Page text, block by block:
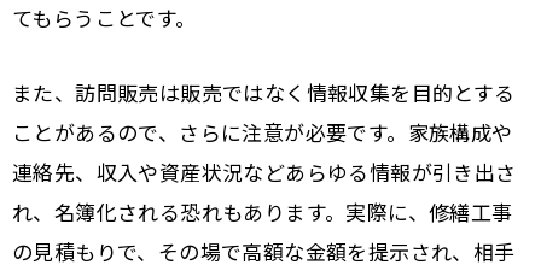
てもらうことです。
また、訪問販売は販売ではなく情報収集を目的とする
ことがあるので、さらに注意が必要です。家族構成や
連絡先、収入や資産状況などあらゆる情報が引き出さ
れ、名簿化される恐れもあります。実際に、修繕工事
の見積もりで、その場で高額な金額を提示され、相手